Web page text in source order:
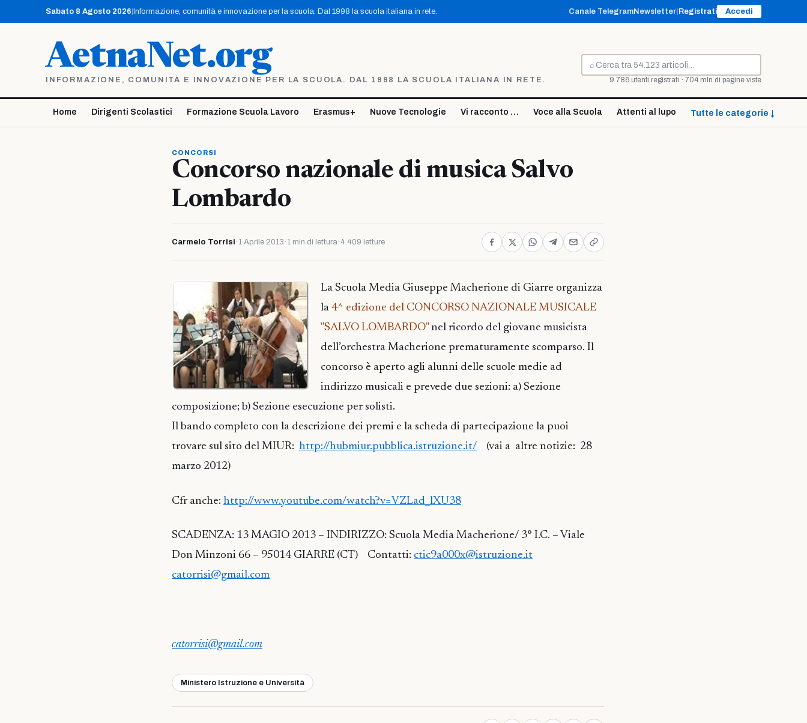
contenuto
Sabato 8 Agosto 2026 Informazione, comunità e innovazione per la scuola. Dal 1998 la scuola italiana in rete. Canale TelegramNewsletter Registrati Accedi
AetnaNet.org
INFORMAZIONE, COMUNITÀ E INNOVAZIONE PER LA SCUOLA. DAL 1998 LA SCUOLA ITALIANA IN RETE.
⌕
Cerca
9.786 utenti registrati · 704 mln di pagine viste
Home Dirigenti Scolastici Formazione Scuola Lavoro Erasmus+ Nuove Tecnologie Vi racconto … Voce alla Scuola Attenti al lupo Tutte le categorie ↓
CONCORSI
Concorso nazionale di musica Salvo
Lombardo
Carmelo Torrisi ·1 Aprile 2013 ·1 min di lettura· 4.409 letture
La Scuola Media Giuseppe Macherione di Giarre organizza
la 4^ edizione del CONCORSO NAZIONALE MUSICALE
"SALVO LOMBARDO"nel ricordo del giovane musicista
dell’orchestra Macherione prematuramente scomparso. Il
concorso è aperto agli alunni delle scuole medie ad
indirizzo musicali e prevede due sezioni: a) Sezione
composizione; b) Sezione esecuzione per solisti.
Il bando completo con la descrizione dei premi e la scheda di partecipazione la puoi
trovare sul sito del MIUR: http://hubmiur.pubblica.istruzione.it/ (vai a altre notizie: 28
marzo 2012)
Cfr anche: http://www.youtube.com/watch?v=VZLad_lXU38
SCADENZA: 13 MAGIO 2013 – INDIRIZZO: Scuola Media Macherione/ 3° I.C. – Viale
Don Minzoni 66 – 95014 GIARRE (CT) Contatti: ctic9a000x@istruzione.it
catorrisi@gmail.com
catorrisi@gmail.com
Ministero Istruzione e Università